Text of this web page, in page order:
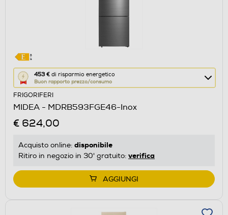
453 € di risparmio energetico
Buon rapporto prezzo/consumo
Questa
azione
aprirà
il
Calcolatore
risparmio
energetico
di
Youreko.
FRIGORIFERI
MIDEA - MDRB593FGE46-Inox
€ 624,00
Acquisto online: disponibile
Ritiro in negozio in 30' gratuito: verifica
AGGIUNGI